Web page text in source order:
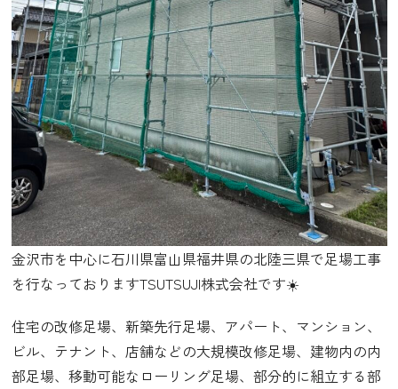
金沢市を中心に石川県富山県福井県の北陸三県で足場工事
を行なっておりますTSUTSUJI株式会社です☀️
住宅の改修足場、新築先行足場、アパート、マンション、
ビル、テナント、店舗などの大規模改修足場、建物内の内
部足場、移動可能なローリング足場、部分的に組立する部